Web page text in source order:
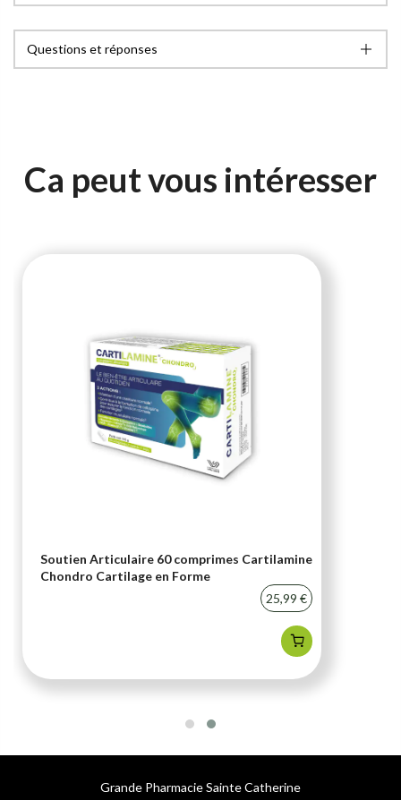
Questions et réponses
Ca peut vous intéresser
Soutien Articulaire 60 comprimes Cartilamine
Chondro Cartilage en Forme
25,99 €
Grande Pharmacie Sainte Catherine